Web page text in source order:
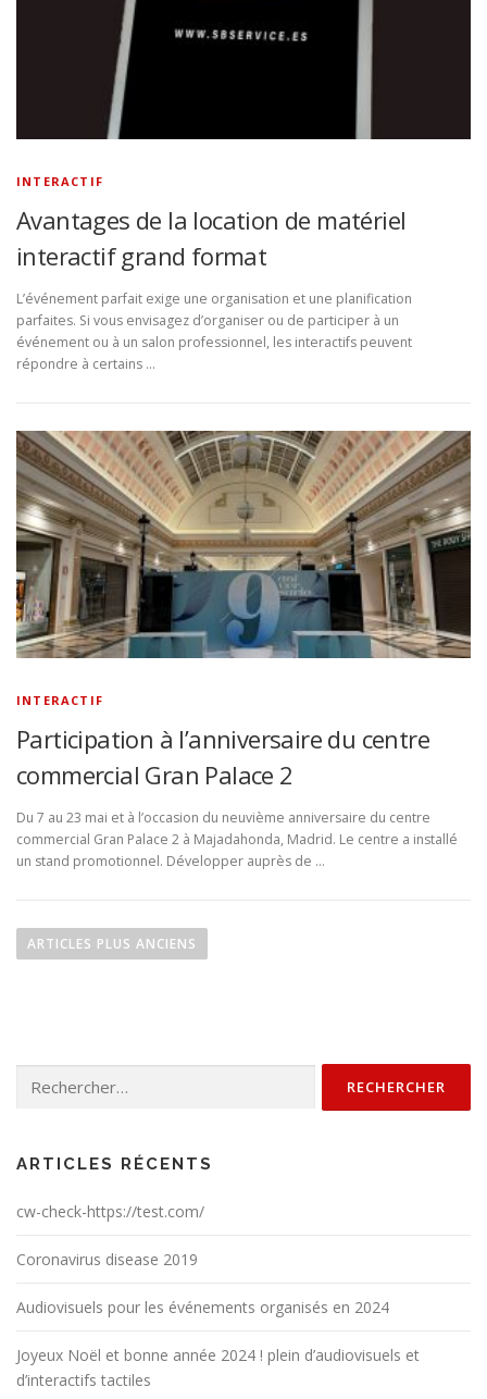
INTERACTIF
Avantages de la location de matériel
interactif grand format
L’événement parfait exige une organisation et une planification
parfaites. Si vous envisagez d’organiser ou de participer à un
événement ou à un salon professionnel, les interactifs peuvent
répondre à certains …
INTERACTIF
Participation à l’anniversaire du centre
commercial Gran Palace 2
Du 7 au 23 mai et à l’occasion du neuvième anniversaire du centre
commercial Gran Palace 2 à Majadahonda, Madrid. Le centre a installé
un stand promotionnel. Développer auprès de …
a
n
e
s
r
i
ARTICLES PLUS ANCIENS
ARTICLES RÉCENTS
cw-check-https://test.com/
Coronavirus disease 2019
Audiovisuels pour les événements organisés en 2024
Joyeux Noël et bonne année 2024 ! plein d’audiovisuels et
d’interactifs tactiles